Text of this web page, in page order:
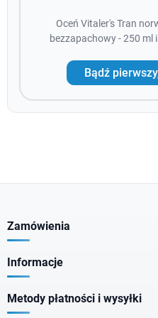
Oceń Vitaler's Tran
bezzapachowy - 250 ml
Bądź
Zamówienia
Informacje
Metody płatności i wysyłki